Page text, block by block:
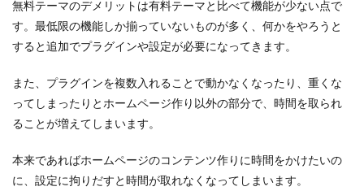
グイ
ンが
ブロ
エデ
ィタ
応の
テー
無料テーマのデメリットは有料テーマと比べて機能が少ない点で
す。最低限の機能しか揃っていないものが多く、何かをやろうと
すると追加でプラグインや設定が必要になってきます。
また、プラグインを複数入れることで動かなくなったり、重くな
ってしまったりとホームページ作り以外の部分で、時間を取られ
ることが増えてしまいます。
本来であればホームページのコンテンツ作りに時間をかけたいの
に、設定に拘りだすと時間が取れなくなってしまいます。